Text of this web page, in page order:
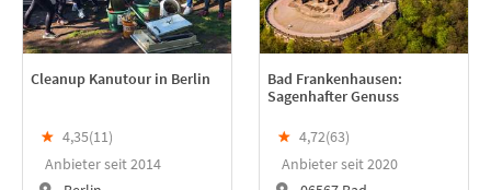
Cleanup Kanutour in Berlin
★ 4,35(11)
Anbieter seit 2014
Bad Frankenhausen:
Sagenhafter Genuss
★ 4,72(63)
Anbieter seit 2020